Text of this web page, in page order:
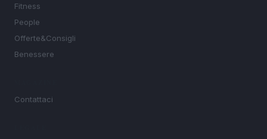
Fitness
People
Offerte&Consigli
Benessere
Contattaci